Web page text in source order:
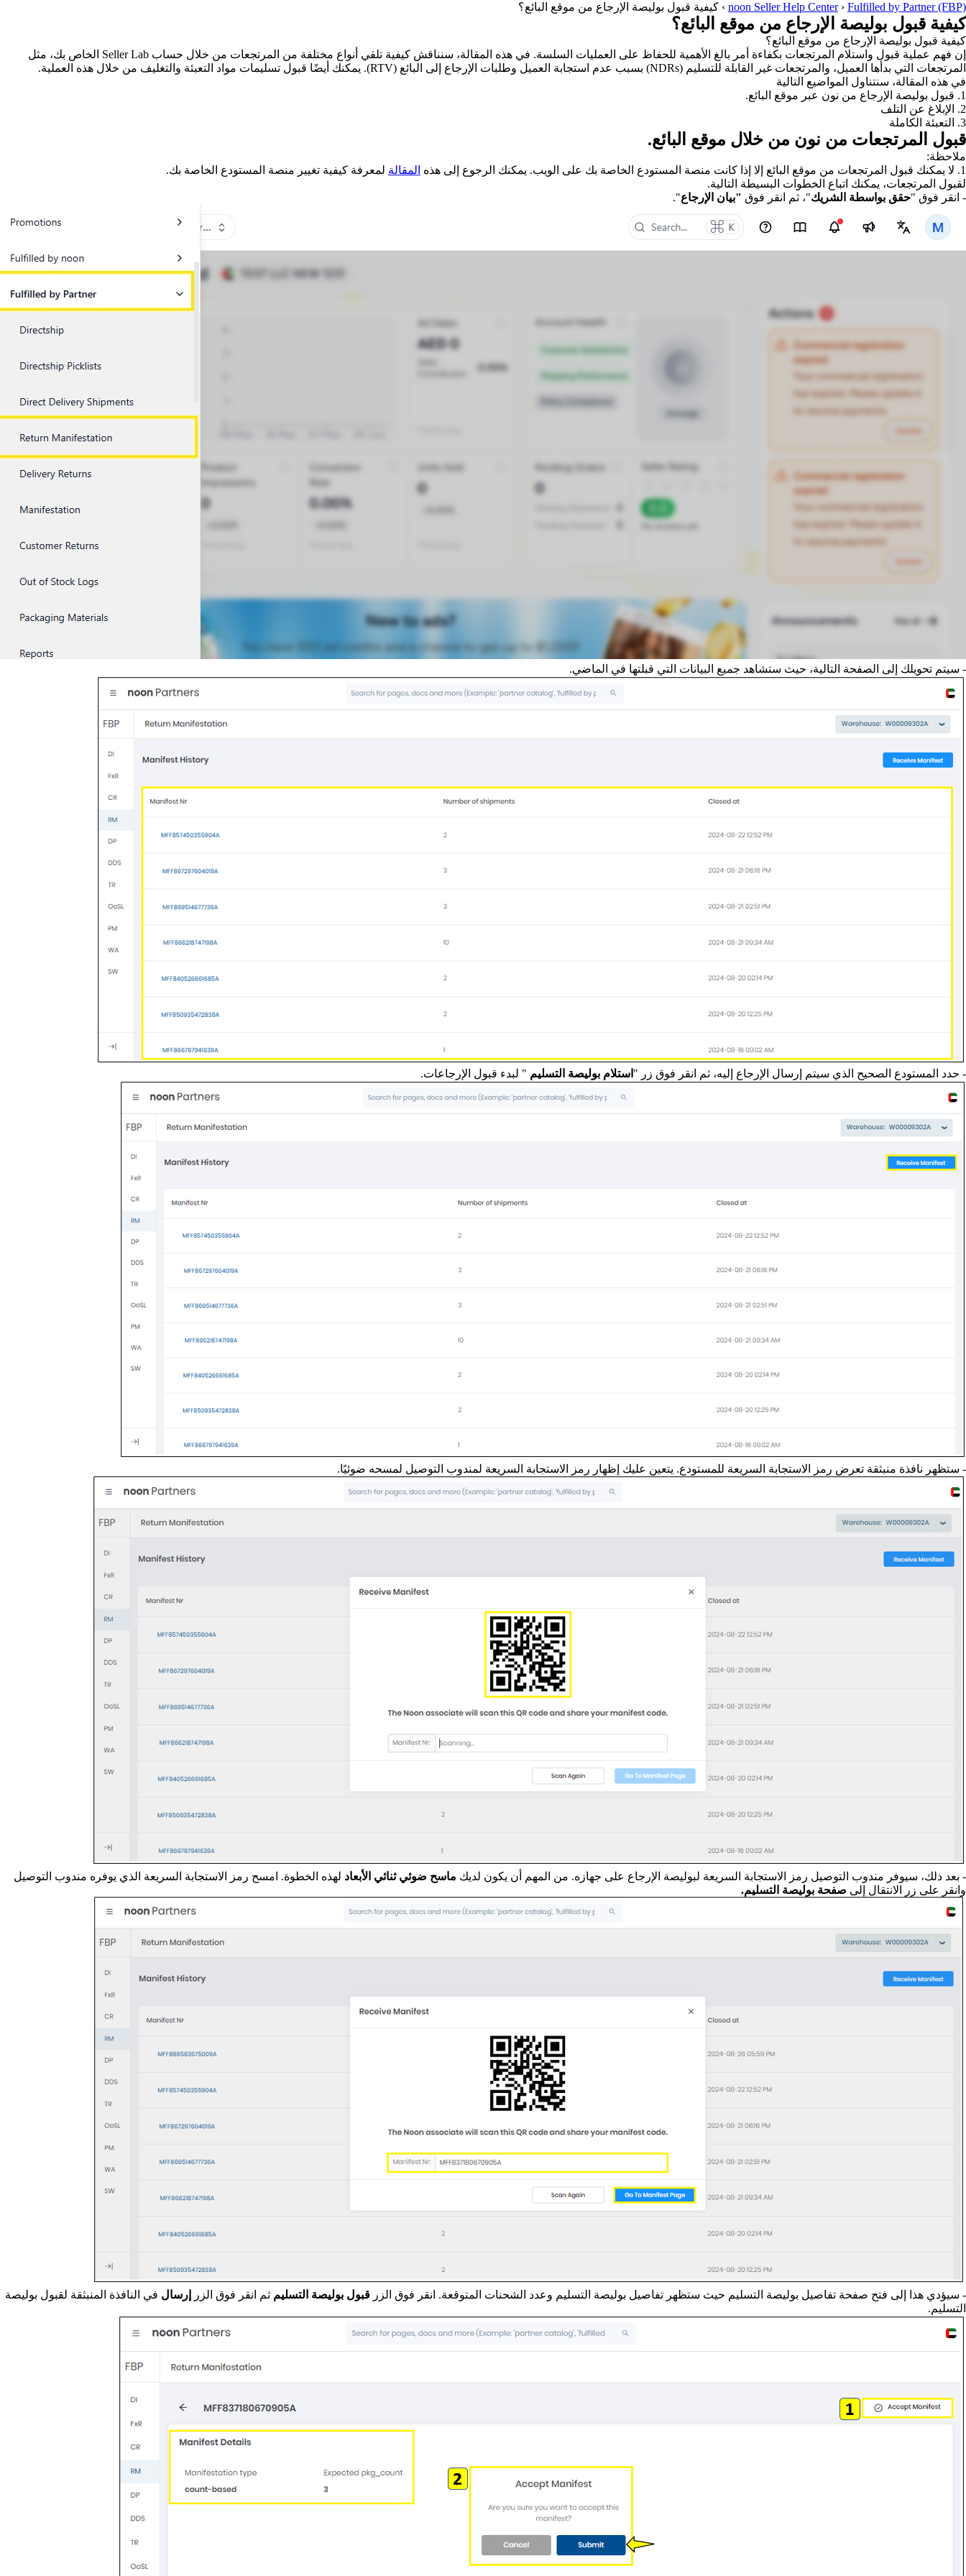
noon Seller Help Center› Fulfilled by Partner (FBP)
› كيفية قبول بوليصة الإرجاع من موقع البائع؟
كيفية قبول بوليصة الإرجاع من موقع البائع؟
كيفية قبول بوليصة الإرجاع من موقع البائع؟
إن فهم عملية قبول واستلام المرتجعات بكفاءة أمر بالغ الأهمية للحفاظ على العمليات السلسة. في هذه المقالة، سنناقش كيفية تلقي أنواع مختلفة من المرتجعات من خلال حساب Seller Lab الخاص بك، مثل
المرتجعات التي بدأها العميل، والمرتجعات غير القابلة للتسليم (NDRs) بسبب عدم استجابة العميل وطلبات الإرجاع إلى البائع (RTV). يمكنك أيضًا قبول تسليمات مواد التعبئة والتغليف من خلال هذه العملية.
في هذه المقالة، سنتناول المواضيع التالية
1. قبول بوليصة الإرجاع من نون عبر موقع البائع.
2. الإبلاغ عن التلف
3. التعبئة الكاملة
قبول المرتجعات من نون من خلال موقع البائع.
ملاحظة:
1. لا يمكنك قبول المرتجعات من موقع البائع إلا إذا كانت منصة المستودع الخاصة بك على الويب. يمكنك الرجوع إلى هذه
المقالة لمعرفة كيفية تغيير منصة المستودع الخاصة بك.
لقبول المرتجعات، يمكنك اتباع الخطوات البسيطة التالية.
- انقر فوق "حقق بواسطة الشريك"، ثم انقر فوق "بيان الإرجاع".
- سيتم تحويلك إلى الصفحة التالية، حيث ستشاهد جميع البيانات التي قبلتها في الماضي.
- حدد المستودع الصحيح الذي سيتم إرسال الإرجاع إليه، ثم انقر فوق زر " استلام بوليصة التسليم " لبدء قبول الإرجاعات.
- ستظهر نافذة منبثقة تعرض رمز الاستجابة السريعة للمستودع. يتعين عليك إظهار رمز الاستجابة السريعة لمندوب التوصيل لمسحه ضوئيًا.
- بعد ذلك، سيوفر مندوب التوصيل رمز الاستجابة السريعة لبوليصة الإرجاع على جهازه. من المهم أن يكون لديك ماسح ضوئي ثنائي الأبعاد لهذه الخطوة. امسح رمز الاستجابة السريعة الذي يوفره مندوب التوصيل
وانقر على زر الانتقال إلى صفحة بوليصة التسليم.
- سيؤدي هذا إلى فتح صفحة تفاصيل بوليصة التسليم حيث ستظهر تفاصيل بوليصة التسليم وعدد الشحنات المتوقعة. انقر فوق الزر قبول بوليصة التسليم ثم انقر فوق الزر إرسال في النافذة المنبثقة لقبول بوليصة
التسليم.